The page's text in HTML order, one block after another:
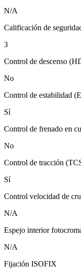
N/A
Calificación de
3
Control de descenso
No
Control de estabilidad
Sí
Control de frenado en
No
Control de tracción
Sí
Control velocidad de
N/A
Espejo interior
N/A
Fijación ISOFIX